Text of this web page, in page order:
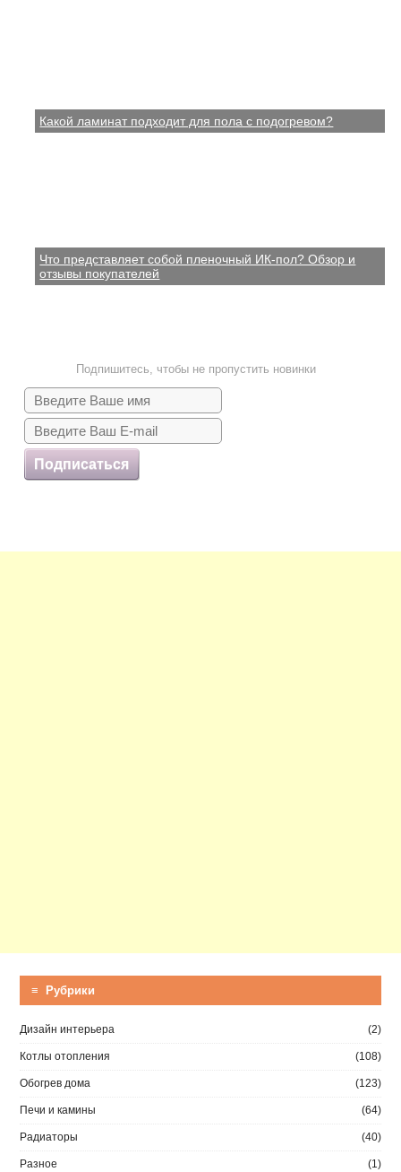
Какой ламинат подходит для пола с подогревом?
Что представляет собой пленочный ИК-пол? Обзор и
отзывы покупателей
Подпишитесь, чтобы не пропустить новинки
Подписаться
≡ Рубрики
Дизайн интерьера (2)
Котлы отопления (108)
Обогрев дома (123)
Печи и камины (64)
Радиаторы (40)
Разное (1)